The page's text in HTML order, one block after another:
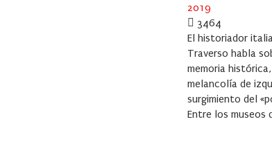
2019
3464
El historiador
Traverso habla
memoria
melancolía de
surgimiento del
Entre los museos